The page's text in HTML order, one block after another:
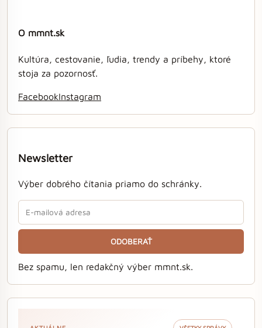
O mmnt.sk
Kultúra, cestovanie, ľudia, trendy a príbehy, ktoré
stoja za pozornosť.
FacebookInstagram
Newsletter
Výber dobrého čítania priamo do schránky.
ODOBERAŤ
Bez spamu, len redakčný výber mmnt.sk.